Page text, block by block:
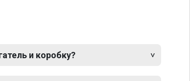
и коробку?